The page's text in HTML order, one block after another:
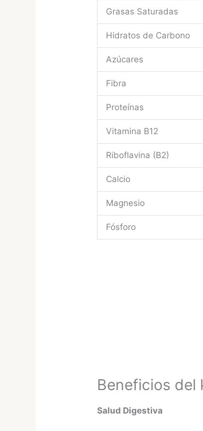
Grasas Saturadas
Hidratos de Carbono
Azúcares
Fibra
Proteínas
Vitamina B12
Riboflavina (B2)
Calcio
Magnesio
Fósforo
Beneficios del
Salud Digestiva